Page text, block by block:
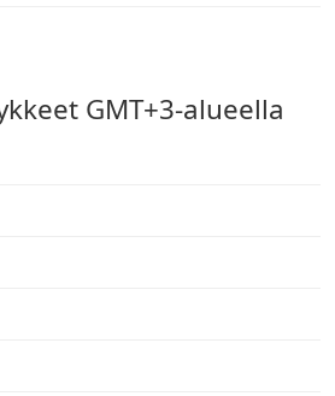
GMT+3-alueella